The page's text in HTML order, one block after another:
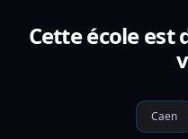
Cette école est
Caen